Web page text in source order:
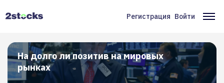
Меню
учётной
записи
пользователя
Регистрация Войти
На долго ли позитив на мировых
рынках